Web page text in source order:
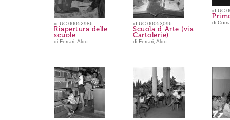
id:UC-00052986
Riapertura delle
scuole
di:Ferrari, Aldo
id:UC-00053096
Scuola d`Arte (via
Cartolerie)
di:Ferrari, Aldo
id:UC-